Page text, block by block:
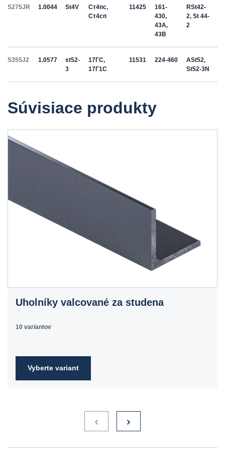
S275JR 1.0044 St4V
Ст4пс,
Ст4сп
11425
161-
430,
43A,
43B
RSt42-
2, St 44-
2
S355J2 1.0577
st52-
3
17ГС,
17Г1С
11531 224-460
ASt52,
St52-3N
Súvisiace produkty
Uholníky valcované za studena
10 variantov
Vyberte variant